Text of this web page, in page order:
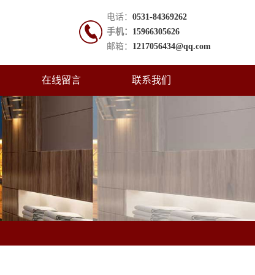
电话： 0531-84369262
手机： 15966305626
邮箱： 1217056434@qq.com
在线留言 联系我们